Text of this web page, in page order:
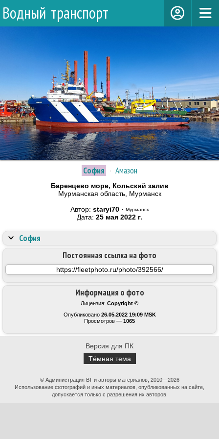
Водный транспорт
София · Амазон
Баренцево море, Кольский залив
Мурманская область, Мурманск
Автор: staryi70 · Мурманск
Дата: 25 мая 2022 г.
Информация о фото
Лицензия: Copyright ©
Опубликовано 26.05.2022 19:09 MSK
Просмотров — 1065
Постоянная ссылка на фото
София
Версия для ПК
Тёмная тема
© Администрация ВТ и авторы материалов, 2010—2026
Использование фотографий и иных материалов, опубликованных на сайте,
допускается только с разрешения их авторов.